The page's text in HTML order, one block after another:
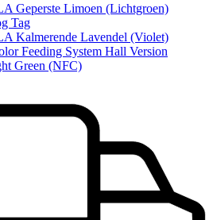
Geperste Limoen (Lichtgroen)
Tag
Kalmerende Lavendel (Violet)
Feeding System Hall Version
Green (NFC)